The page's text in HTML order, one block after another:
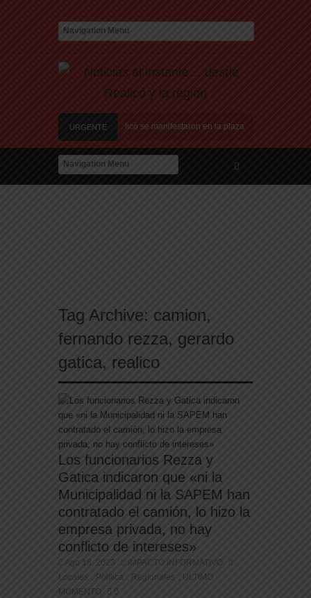
URGENTE
Vecinos de Realicó se manifestaron en la plaza central en contra de
dieron a Messi?»
Tag Archive: camion,
fernando rezza, gerardo
gatica, realico
Los funcionarios Rezza y
Gatica indicaron que «ni la
Municipalidad ni la SAPEM han
contratado el camión, lo hizo la
empresa privada, no hay
conflicto de intereses»
Ago 18, 2023
IMPACTO INFORMATIVO
Locales
Politica Regionales
ULTIMO
MOMENTO
0